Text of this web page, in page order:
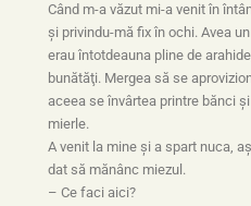
Când m-a văzut mi-a venit în
şi privindu-mă fix în ochi. Avea
erau întotdeauna pline de
bunătăţi. Mergea să se
aceea se învârtea printre bănci
mierle.
A venit la mine şi a spart nuca,
dat să mănânc miezul.
– Ce faci aici?